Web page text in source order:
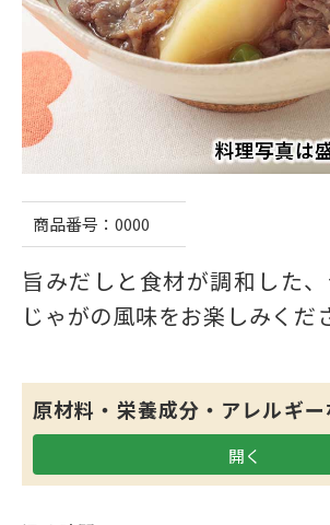
商品番号： 0000
旨みだしと食材が調和した
じゃがの風味をお楽しみくだ
原材料・栄養成分・アレルギ